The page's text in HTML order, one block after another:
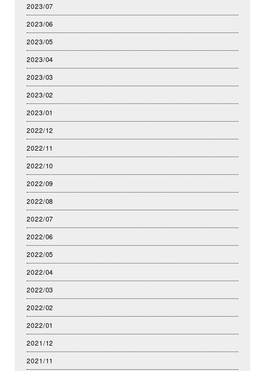
2023/07
2023/06
2023/05
2023/04
2023/03
2023/02
2023/01
2022/12
2022/11
2022/10
2022/09
2022/08
2022/07
2022/06
2022/05
2022/04
2022/03
2022/02
2022/01
2021/12
2021/11